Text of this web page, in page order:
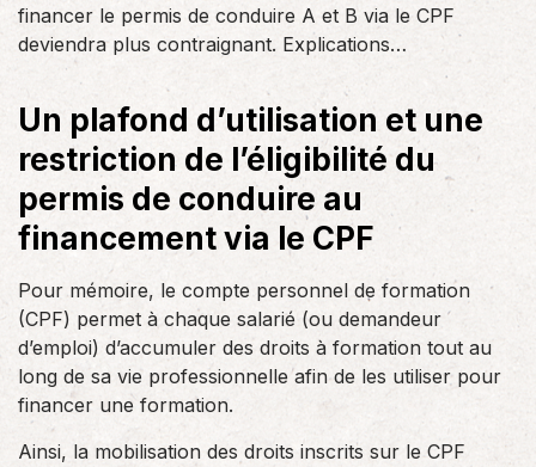
financer le permis de conduire A et B via le CPF
deviendra plus contraignant. Explications…
Un plafond d’utilisation et une
restriction de l’éligibilité du
permis de conduire au
financement via le CPF
Pour mémoire, le compte personnel de formation
(CPF) permet à chaque salarié (ou demandeur
d’emploi) d’accumuler des droits à formation tout au
long de sa vie professionnelle afin de les utiliser pour
financer une formation.
Ainsi, la mobilisation des droits inscrits sur le CPF